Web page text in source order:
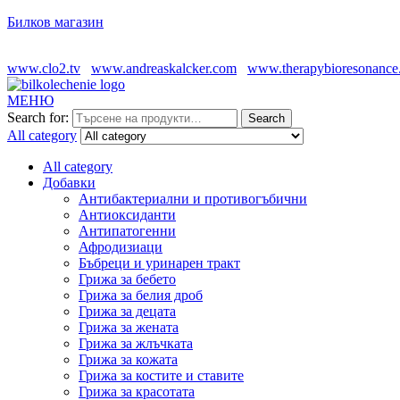
Билков магазин
www.clo2.tv
www.andreaskalcker.com
МЕНЮ
Search for:
Search
All category
All category
Добавки
Антибактериални и противогъбични
Антиоксиданти
Антипатогенни
Афродизиаци
Бъбреци и уринарен тракт
Грижа за бебето
Грижа за белия дроб
Грижа за децата
Грижа за жената
Грижа за жлъчката
Грижа за кожата
Грижа за костите и ставите
Грижа за красотата